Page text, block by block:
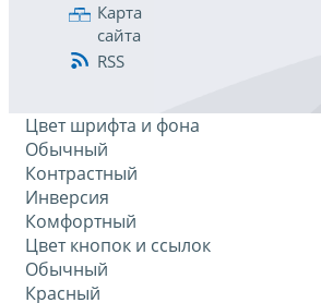
Карта
сайта
RSS
Цвет шрифта и фона
Обычный
Контрастный
Инверсия
Комфортный
Цвет кнопок и ссылок
Обычный
Красный